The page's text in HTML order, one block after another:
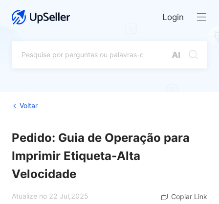
Login
Voltar
Pedido: Guia de Operação para
Imprimir Etiqueta-Alta
Velocidade
Atualize no 22 Jul,2025 Copiar Link